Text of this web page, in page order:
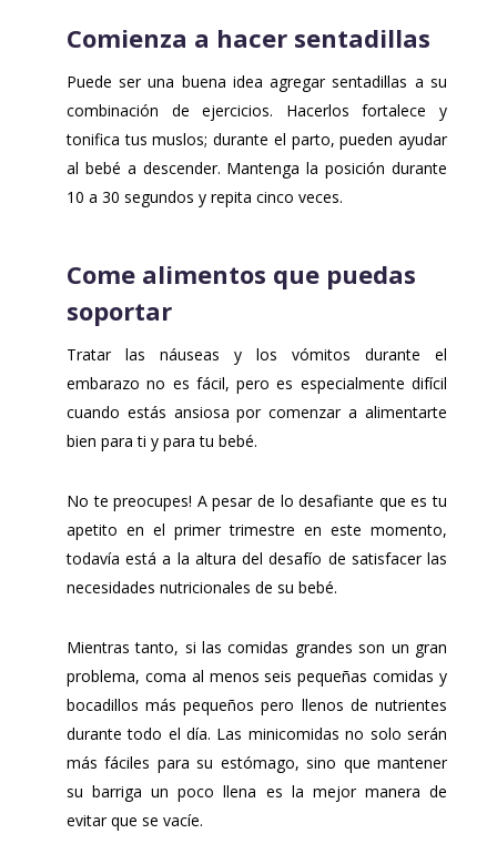
Comienza a hacer sentadillas
Puede ser una buena idea agregar sentadillas a su
combinación de ejercicios. Hacerlos fortalece y
tonifica tus muslos; durante el parto, pueden ayudar
al bebé a descender. Mantenga la posición durante
10 a 30 segundos y repita cinco veces.
Come alimentos que puedas
soportar
Tratar las náuseas y los vómitos durante el
embarazo no es fácil, pero es especialmente difícil
cuando estás ansiosa por comenzar a alimentarte
bien para ti y para tu bebé.
No te preocupes! A pesar de lo desafiante que es tu
apetito en el primer trimestre en este momento,
todavía está a la altura del desafío de satisfacer las
necesidades nutricionales de su bebé.
Mientras tanto, si las comidas grandes son un gran
problema, coma al menos seis pequeñas comidas y
bocadillos más pequeños pero llenos de nutrientes
durante todo el día. Las minicomidas no solo serán
más fáciles para su estómago, sino que mantener
su barriga un poco llena es la mejor manera de
evitar que se vacíe.